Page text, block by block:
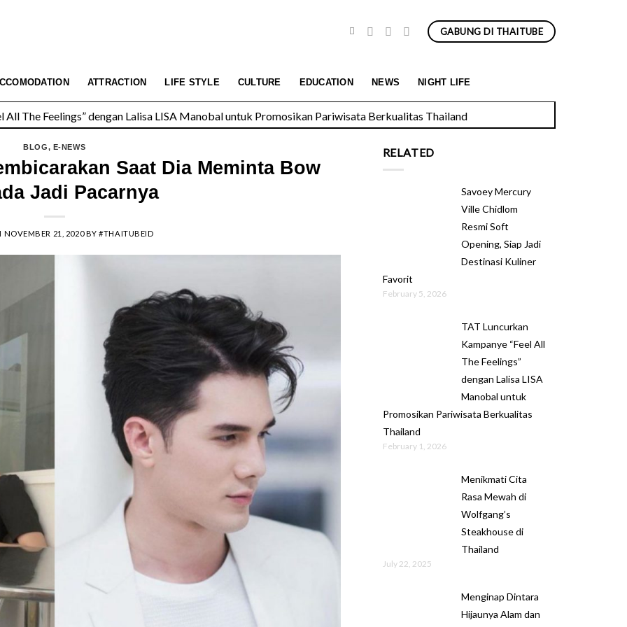
GABUNG DI THAITUBE
ATTRACTION LIFE STYLE CULTURE EDUCATION NEWS NIGHT LIFE
Steakhouse di Thailand
BLOG, E-NEWS
Saat Dia Meminta Bow
Jadi Pacarnya
NOVEMBER 21, 2020 BY#THAITUBEID
RELATED
Savoey Mercury
Ville Chidlom
Resmi Soft
Opening, Siap Jadi
Destinasi Kuliner
Favorit
February 5, 2026
TAT Luncurkan
Kampanye “Feel All
The Feelings”
dengan Lalisa LISA
Manobal untuk
Promosikan Pariwisata Berkualitas
Thailand
February 1, 2026
Menikmati Cita
Rasa Mewah di
Wolfgang’s
Steakhouse di
Thailand
July 22, 2025
Menginap Dintara
Hijaunya Alam dan